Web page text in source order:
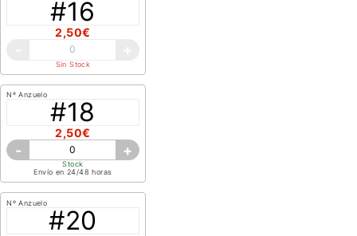
#16
2,50€
Sin Stock
Nº Anzuelo
#18
2,50€
- +
Stock
Envío en 24/48 horas
Nº Anzuelo
#20